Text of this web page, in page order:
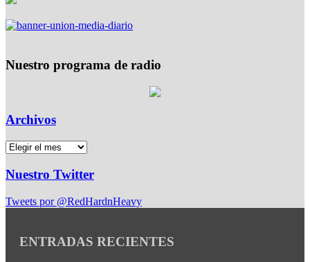
Nuestro programa de radio
Archivos
Nuestro Twitter
Tweets por @RedHardnHeavy
ENTRADAS RECIENTES